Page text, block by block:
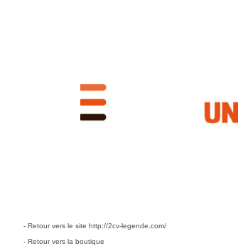
- Retour vers le site http://2cv-legende.com/
- Retour vers la boutique